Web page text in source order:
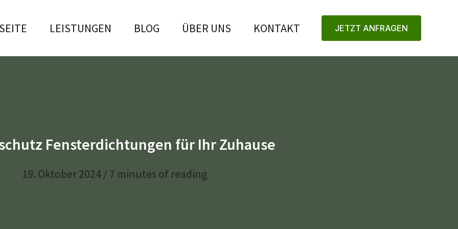
LEISTUNGEN BLOG ÜBER UNS KONTAKT JETZT ANFRAGEN
Fensterdichtungen für Ihr Zuhause
19. Oktober 2024/ 7 minutes of reading